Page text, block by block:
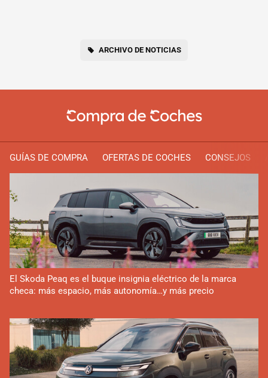
ARCHIVO DE NOTICIAS
GUÍAS DE COMPRA OFERTAS DE COCHES CONSEJOS
El Skoda Peaq es el buque insignia eléctrico de la marca
checa: más espacio, más autonomía…y más precio